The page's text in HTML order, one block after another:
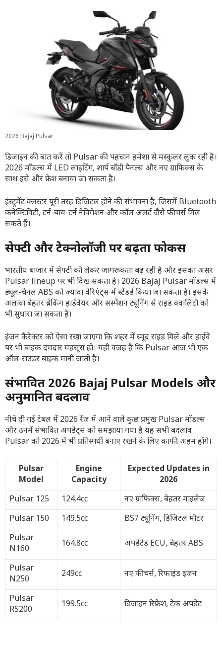
2026 Bajaj Pulsar
डिजाइन की बात करें तो Pulsar की पहचान हमेशा से मस्कुलर लुक रही है।
2026 मॉडल्स में LED लाइटिंग, शार्प बॉडी पैनल्स और नए ग्राफिक्स के
साथ इसे और फ्रेश बनाया जा सकता है।
इंस्ट्रूमेंट क्लस्टर पूरी तरह डिजिटल होने की संभावना है, जिसमें Bluetooth
कनेक्टिविटी, टर्न-बाय-टर्न नेविगेशन और कॉल अलर्ट जैसे फीचर्स मिल
सकते हैं।
सेफ्टी और टेक्नोलॉजी पर बढ़ता फोकस
भारतीय बाजार में सेफ्टी को लेकर जागरूकता बढ़ रही है और इसका असर
Pulsar lineup पर भी दिख सकता है। 2026 Bajaj Pulsar मॉडल्स में
ड्यूल-चैनल ABS को ज्यादा वेरिएंट्स में स्टैंडर्ड किया जा सकता है। इसके
अलावा बेहतर ब्रेकिंग हार्डवेयर और सस्पेंशन ट्यूनिंग से राइड क्वालिटी को
भी सुधारा जा सकता है।
इंजन कैरेक्टर को ऐसा रखा जाएगा कि शहर में स्मूद राइड मिले और हाईवे
पर भी बाइक दमदार महसूस हो। यही वजह है कि Pulsar आज भी एक
ऑल-राउंडर बाइक मानी जाती है।
संभावित 2026 Bajaj Pulsar Models और
अनुमानित बदलाव
नीचे दी गई टेबल में 2026 रेंज में आने वाले कुछ प्रमुख Pulsar मॉडल्स
और उनमें संभावित अपडेट्स को समझाया गया है यह सभी बदलाव
Pulsar को 2026 में भी प्रतिस्पर्धी बनाए रखने के लिए काफी अहम होंगे।
Pulsar
Model
Engine
Capacity
Expected Updates in
2026
Pulsar 125
124.4cc
नए ग्राफिक्स, बेहतर माइलेज
Pulsar 150
149.5cc
BS7 ट्यूनिंग, डिजिटल मीटर
Pulsar
N160
164.8cc अपडेटेड ECU, बेहतर ABS
Pulsar
N250
249cc नए फीचर्स, रिफाइंड इंजन
Pulsar
RS200
199.5cc डिजाइन रिफ्रेश, टेक अपडेट